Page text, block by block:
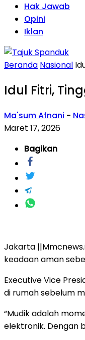
Hak Jawab
Opini
Iklan
Beranda Nasional
Idul Fitri,
Ma'sum Afnani -
Maret 17, 2026
Bagikan
Jakarta
keadaan aman
Executive Vice
di rumah sebelum
“Mudik adalah
elektronik. Dengan